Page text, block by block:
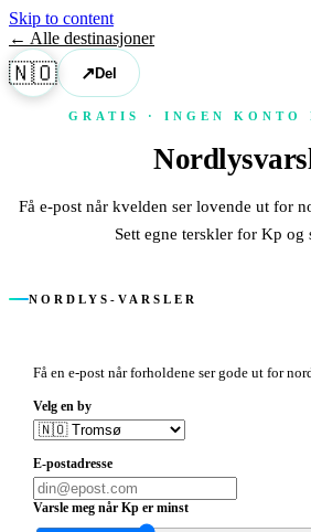
Skip to content
← Alle destinasjoner
🇳🇴 ↗Del
GRATIS · INGEN KONTO
Få e-post når kvelden ser lovende ut for
Sett egne terskler for Kp og
NORDLYS-VARSLER
Få en e-post når forholdene ser gode ut for
Velg en by
E-postadresse
Varsle meg når Kp er minst